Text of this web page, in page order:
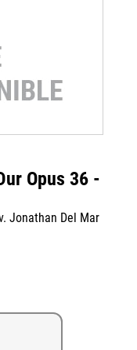
Opus 36 -
Jonathan Del Mar